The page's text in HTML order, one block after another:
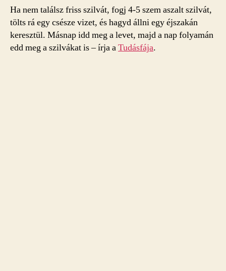
Ha nem találsz friss szilvát, fogj 4-5 szem aszalt szilvát,
tölts rá egy csésze vizet, és hagyd állni egy éjszakán
keresztül. Másnap idd meg a levet, majd a nap folyamán
edd meg a szilvákat is – írja aTudásfája.